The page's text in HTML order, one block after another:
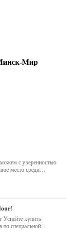
Мир
с уверенностью
место среди
Успейте купить
специальной...